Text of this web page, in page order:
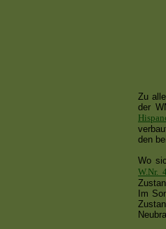
Zu
der
den
Wo
W.Nr.
Im